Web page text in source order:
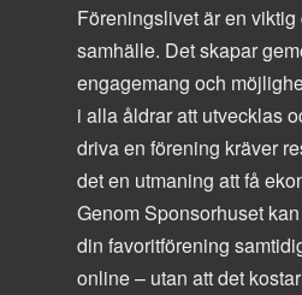
Föreningslivet är en viktig
samhälle. Det skapar
engagemang och
i alla åldrar att utvecklas
driva en förening kräver
det en utmaning att få
Genom Sponsorhuset
din favoritförening
online – utan att det